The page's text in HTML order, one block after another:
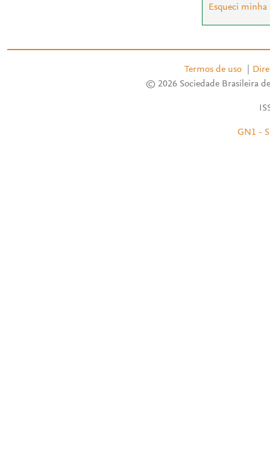
Esqueci minha
Termos de uso
© 2026 Sociedade Brasileira
GN1 -